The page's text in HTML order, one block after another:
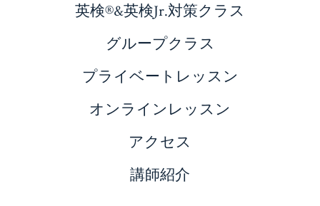
英検®&英検Jr.対策クラス
グループクラス
プライベートレッスン
オンラインレッスン
アクセス
講師紹介